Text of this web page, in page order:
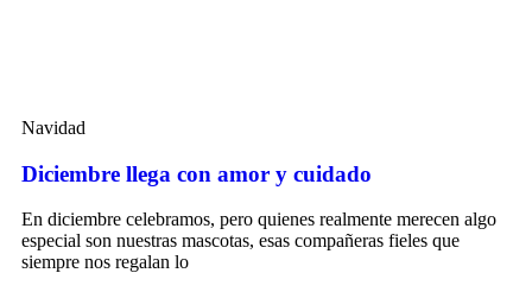
Navidad
Diciembre llega con amor y cuidado
En diciembre celebramos, pero quienes realmente merecen algo
especial son nuestras mascotas, esas compañeras fieles que
siempre nos regalan lo